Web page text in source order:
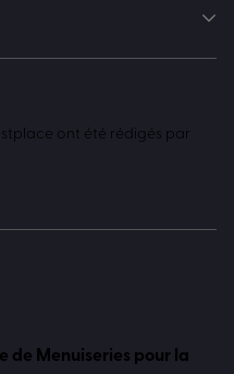
ont été rédigés par
de Menuiseries pour la